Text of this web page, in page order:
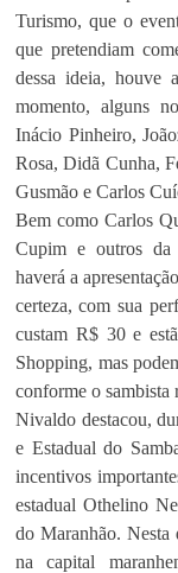
Turismo, que o
que pretendiam
dessa ideia, houve
momento, alguns
Inácio Pinheiro,
Rosa, Didã Cunha,
Gusmão e Carlos
Bem como Carlos
Cupim e outros da
haverá a
certeza, com sua
custam R$ 30 e
Shopping, mas
conforme o sambista
Nivaldo destacou,
e Estadual do
incentivos
estadual Othelino
do Maranhão. Nesta
na capital